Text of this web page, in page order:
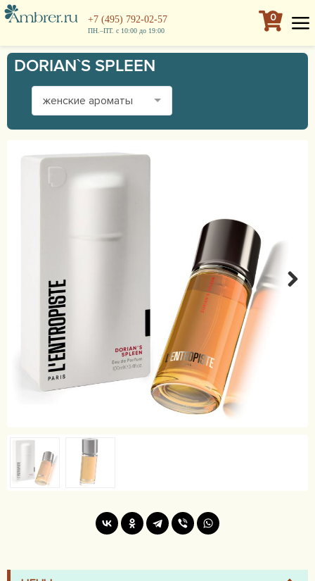
+7 (495) 792-02-57
ПН.–ПТ. с 10:00 до 19:00
0
DORIAN`S SPLEEN
женские ароматы